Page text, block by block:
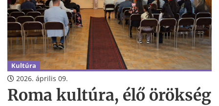
Kultúra
2026. április 09.
Roma kultúra, élő örökség